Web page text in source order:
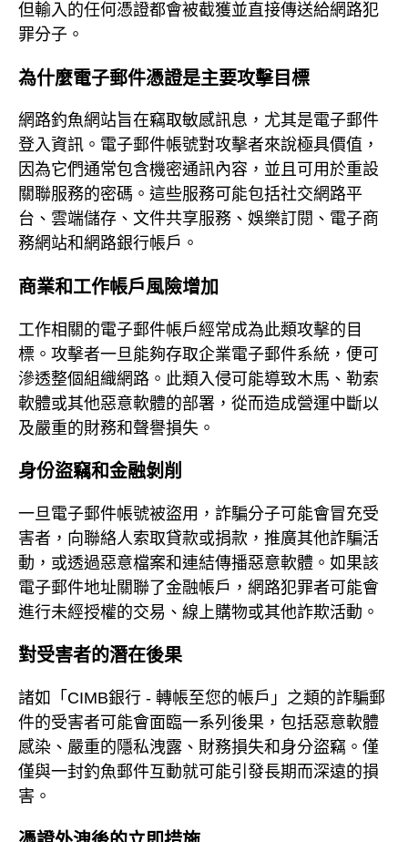
但輸入的任何憑證都會被截獲並直接傳送給網路犯
罪分子。
為什麼電子郵件憑證是主要攻擊目標
網路釣魚網站旨在竊取敏感訊息，尤其是電子郵件
登入資訊。電子郵件帳號對攻擊者來說極具價值，
因為它們通常包含機密通訊內容，並且可用於重設
關聯服務的密碼。這些服務可能包括社交網路平
台、雲端儲存、文件共享服務、娛樂訂閱、電子商
務網站和網路銀行帳戶。
商業和工作帳戶風險增加
工作相關的電子郵件帳戶經常成為此類攻擊的目
標。攻擊者一旦能夠存取企業電子郵件系統，便可
滲透整個組織網路。此類入侵可能導致木馬、勒索
軟體或其他惡意軟體的部署，從而造成營運中斷以
及嚴重的財務和聲譽損失。
身份盜竊和金融剝削
一旦電子郵件帳號被盜用，詐騙分子可能會冒充受
害者，向聯絡人索取貸款或捐款，推廣其他詐騙活
動，或透過惡意檔案和連結傳播惡意軟體。如果該
電子郵件地址關聯了金融帳戶，網路犯罪者可能會
進行未經授權的交易、線上購物或其他詐欺活動。
對受害者的潛在後果
諸如「CIMB銀行 - 轉帳至您的帳戶」之類的詐騙郵
件的受害者可能會面臨一系列後果，包括惡意軟體
感染、嚴重的隱私洩露、財務損失和身分盜竊。僅
僅與一封釣魚郵件互動就可能引發長期而深遠的損
害。